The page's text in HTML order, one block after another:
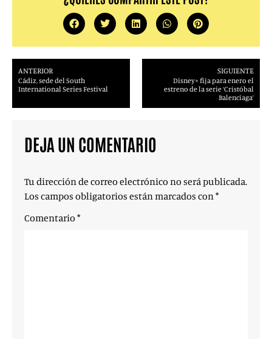
ANTERIOR
Cádiz, sede del South
International Series Festival
SIGUIENTE
Disney+ fija para enero el
estreno de la serie ‘Cristóbal
Balenciaga’
DEJA UN COMENTARIO
Tu dirección de correo electrónico no será publicada.
Los campos obligatorios están marcados con*
Comentario *